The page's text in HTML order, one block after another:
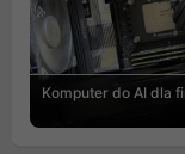
Komputer do AI dla